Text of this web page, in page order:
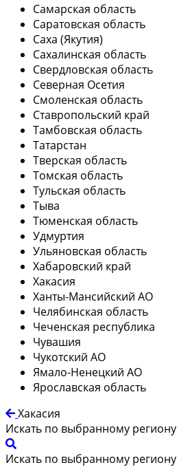
Самарская область
Саратовская область
Саха (Якутия)
Сахалинская область
Свердловская область
Северная Осетия
Смоленская область
Ставропольский край
Тамбовская область
Татарстан
Тверская область
Томская область
Тульская область
Тыва
Тюменская область
Удмуртия
Ульяновская область
Хабаровский край
Хакасия
Ханты-Мансийский АО
Челябинская область
Чеченская республика
Чувашия
Чукотский АО
Ямало-Ненецкий АО
Ярославская область
Хакасия
Искать по выбранному региону
Искать по выбранному региону